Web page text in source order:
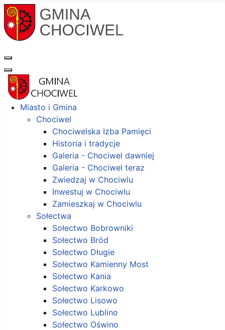
Miasto i Gmina
Chociwel
Chociwelska Izba Pamięci
Historia i tradycje
Galeria - Chociwel dawniej
Galeria - Chociwel teraz
Zwiedzaj w Chociwlu
Inwestuj w Chociwlu
Zamieszkaj w Chociwlu
Sołectwa
Sołectwo Bobrowniki
Sołectwo Bród
Sołectwo Długie
Sołectwo Kamienny Most
Sołectwo Kania
Sołectwo Karkowo
Sołectwo Lisowo
Sołectwo Lublino
Sołectwo Oświno